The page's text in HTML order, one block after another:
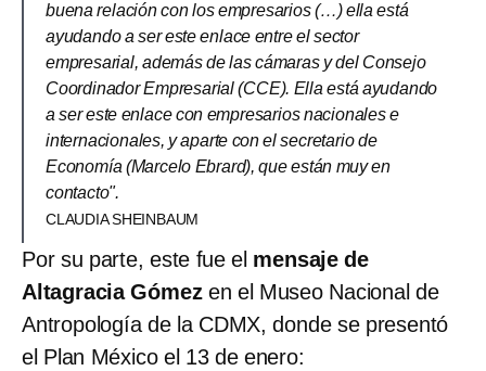
buena relación con los empresarios (…) ella está
ayudando a ser este enlace entre el sector
empresarial, además de las cámaras y del Consejo
Coordinador Empresarial (CCE). Ella está ayudando
a ser este enlace con empresarios nacionales e
internacionales, y aparte con el secretario de
Economía (Marcelo Ebrard), que están muy en
contacto".
CLAUDIA SHEINBAUM
Por su parte, este fue el mensaje de
Altagracia Gómez en el Museo Nacional de
Antropología de la CDMX, donde se presentó
el Plan México el 13 de enero: